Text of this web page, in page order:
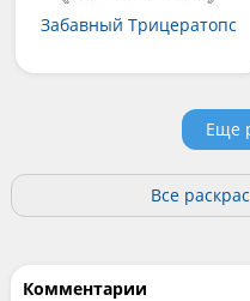
Забавный Трицератопс
Еще
Все
Комментарии